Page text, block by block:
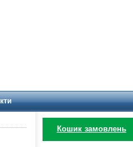
Кошик замовлень